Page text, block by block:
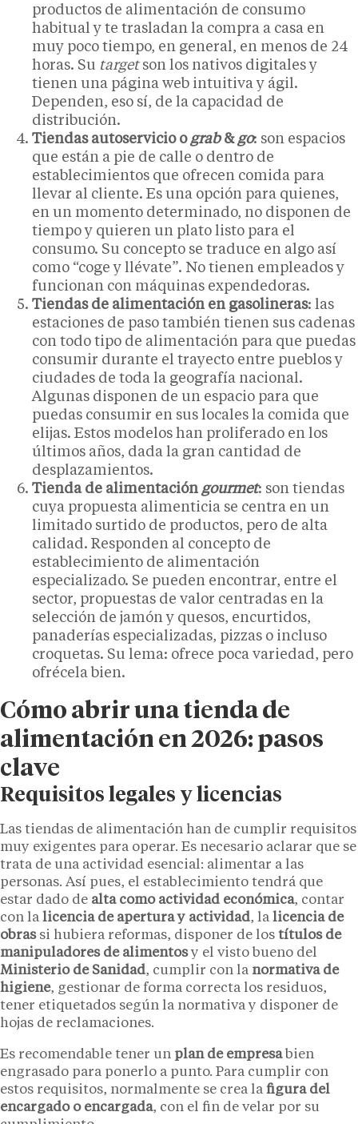
productos de alimentación de consumo
habitual y te trasladan la compra a casa en
muy poco tiempo, en general, en menos de 24
horas. Su targetson los nativos digitales y
tienen una página web intuitiva y ágil.
Dependen, eso sí, de la capacidad de
distribución.
Tiendas autoservicio o grab& go: son espacios
que están a pie de calle o dentro de
establecimientos que ofrecen comida para
llevar al cliente. Es una opción para quienes,
en un momento determinado, no disponen de
tiempo y quieren un plato listo para el
consumo. Su concepto se traduce en algo así
como “coge y llévate”. No tienen empleados y
funcionan con máquinas expendedoras.
Tiendas de alimentación en gasolineras: las
estaciones de paso también tienen sus cadenas
con todo tipo de alimentación para que puedas
consumir durante el trayecto entre pueblos y
ciudades de toda la geografía nacional.
Algunas disponen de un espacio para que
puedas consumir en sus locales la comida que
elijas. Estos modelos han proliferado en los
últimos años, dada la gran cantidad de
desplazamientos.
Tienda de alimentación gourmet: son tiendas
cuya propuesta alimenticia se centra en un
limitado surtido de productos, pero de alta
calidad. Responden al concepto de
establecimiento de alimentación
especializado. Se pueden encontrar, entre el
sector, propuestas de valor centradas en la
selección de jamón y quesos, encurtidos,
panaderías especializadas, pizzas o incluso
croquetas. Su lema: ofrece poca variedad, pero
ofrécela bien.
Cómo abrir una tienda de
alimentación en 2026: pasos
clave
Requisitos legales y licencias
Las tiendas de alimentación han de cumplir requisitos
muy exigentes para operar. Es necesario aclarar que se
trata de una actividad esencial: alimentar a las
personas. Así pues, el establecimiento tendrá que
estar dado de alta como actividad económica, contar
con la licencia de apertura y actividad, la licencia de
obrassi hubiera reformas, disponer de los títulos de
manipuladores de alimentosy el visto bueno del
Ministerio de Sanidad, cumplir con la normativa de
higiene, gestionar de forma correcta los residuos,
tener etiquetados según la normativa y disponer de
hojas de reclamaciones.
Es recomendable tener un plan de empresabien
engrasado para ponerlo a punto. Para cumplir con
estos requisitos, normalmente se crea la figura del
encargado o encargada, con el fin de velar por su